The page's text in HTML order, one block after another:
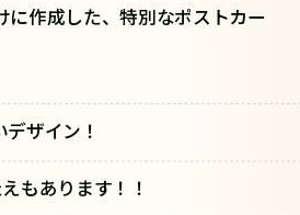
に作成した、特別なポストカー
ザイン！
もあります！！